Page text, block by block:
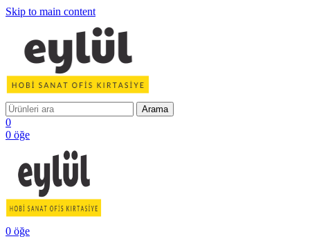
Skip to main content
Arama
0
0 öğe
0 öğe